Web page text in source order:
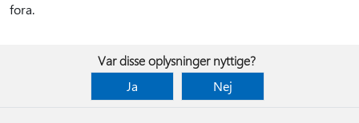
fora.
Var disse oplysninger nyttige?
Ja
Nej